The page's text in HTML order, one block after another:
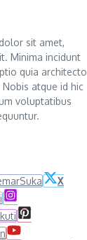
sit amet,
Minima incidunt
quia architecto
atque id hic
voluptatibus
Suka
X